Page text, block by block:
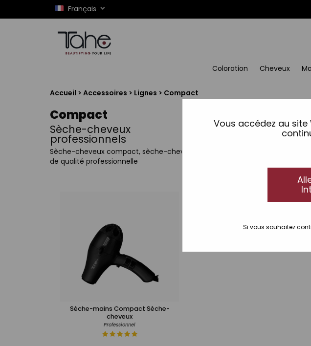
Vous accédez au
Si vous souhaitez
Français
Coloration Cheveux
Accueil > Accessoires > Lignes > Compact
Compact
Sèche-cheveux
professionnels
Sèche-cheveux compact, sèche-cheveux
de qualité professionnelle
Sèche-mains Compact Sèche-
cheveux
Professionnel